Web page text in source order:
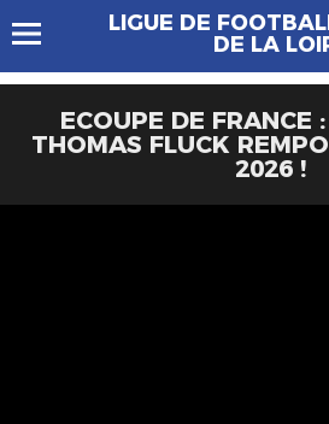
LIGUE DE
DE LA
ECOUPE DE FRANCE
THOMAS FLUCK
2026 !